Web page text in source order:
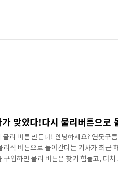
리 버튼 만든다! 안녕하세요? 연못구
리식 버튼으로 돌아간다는 기사가 최근
구입하면 물리 버튼은 찾기 힘들고, 터치